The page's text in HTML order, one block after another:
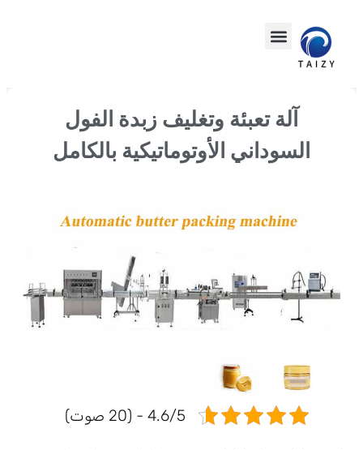
آلة تعبئة وتغليف زبدة الفول
السوداني الأوتوماتيكية بالكامل
4.6/5 - (20 صوت)